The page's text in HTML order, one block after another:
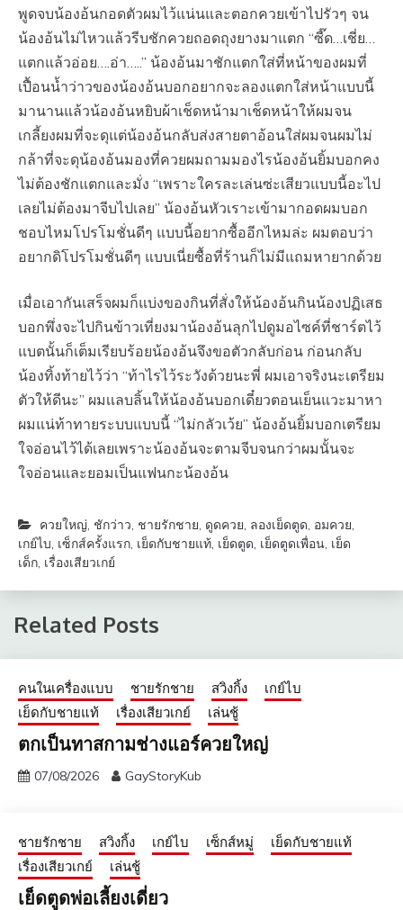
พูดจบน้องอ้นกอดตัวผมไว้แน่นและตอกควยเข้าไปรัวๆ จน
น้องอ้นไม่ไหวแล้วรีบชักควยถอดถุงยางมาแตก​ “ซี๊ด…เชี่ย…
แตกแล้วอ่อย….อ่า…..” น้องอ้นมาชักแตกใส่ที่หน้าของผมที่
เปื้อนน้ำว่าวของน้องอ้นบอกอยากจะลองแตกใส่หน้าแบบนี้
มานานแล้วน้องอ้นหยิบผ้าเช็ดหน้ามาเช็ดหน้าให้ผมจน
เกลี้ยงผมที่จะดุแต่น้องอ้นกลับส่งสายตาอ้อนใส่ผมจนผมไม่
กล้าที่จะดุน้องอ้นมองที่ควยผมถามมองไรน้องอ้นยิ้มบอกคง
ไม่ต้องชักแตกและมั่ง​ “เพราะใครละเล่นซ่ะเสียวแบบนี้อะไป
เลยไม่ต้องมาจีบไปเลย” น้องอ้นหัวเราะเข้ามากอดผมบอก
ชอบไหมโปรโมชั่น​ดีๆ แบบนี้อยากซื้ออีกไหมล่ะ ผมตอบว่า
อยากดิโปรโมชั่น​ดีๆ แบบเนี่ยซื้อที่ร้านก็ไม่มีแถมหายากด้วย
เมื่อเอากันเสร็จผมก็แบ่งของกินที่สั่งให้น้องอ้นกินน้องปฏิเสธ
บอกพึ่งจะไปกินข้าวเที่ยงมาน้องอ้นลุกไปดูมอไซค์ที่ชาร์ตไว้
แบตนั้นก็เต็มเรียบร้อยน้องอ้นจึงขอตัวกลับก่อน ก่อนกลับ
น้องทิ้งท้ายไว้ว่า​ “ท้าไรไว้ระวังด้วยนะพี่ ผมเอาจริงนะเตรียม
ตัว​ให้ดีนะ” ผมเเลบลิ้นให้น้องอ้นบอกเดี๋ยวตอนเย็นแวะมาหา
ผมแน่ท้าทาย​ระบบแบบนี้​ “ไม่กลัวเว้ย” น้องอ้นยิ้มบอกเตรียม
ใจอ่อนไว้ได้เลยเพราะน้องอ้นจะตามจีบจนกว่าผมนั้นจะ
ใจอ่อนและยอมเป็นแฟนกะน้องอ้น​
ควยใหญ่, ชักว่าว, ชายรักชาย, ดูดควย, ลองเย็ดตูด, อมควย,
เกย์ไบ, เซ็กส์ครั้งแรก, เย็ดกับชายแท้, เย็ดตูด, เย็ดตูดเพื่อน, เย็ด
เด็ก, เรื่องเสียวเกย์
Related Posts
คนในเครื่องแบบ ชายรักชาย สวิงกิ้ง
เกย์ไบ
เย็ดกับชายแท้
เรื่องเสียวเกย์ เล่นชู้
ตกเป็นทาสกามช่างแอร์ควยใหญ่
07/08/2026 GayStoryKub
ชายรักชาย สวิงกิ้ง เกย์ไบ เซ็กส์หมู่
เย็ดกับชายแท้
เรื่องเสียวเกย์
เล่นชู้
เย็ดตูดพ่อเลี้ยงเดี่ยว